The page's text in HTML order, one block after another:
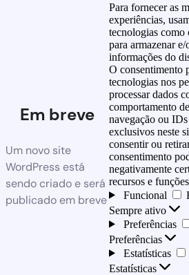
Em breve
Um novo site
WordPress está
sendo criado e será
publicado em breve
Para fornecer as
experiências,
tecnologias como
para armazenar e/
informações do
O consentimento
tecnologias nos
processar dados
comportamento de
navegação ou IDs
exclusivos neste
consentir ou
consentimento
negativamente
recursos e
Funcional
Sempre ativo
Preferências
Preferências
Estatísticas
Estatísticas